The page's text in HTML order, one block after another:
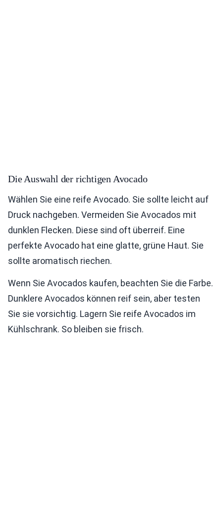
Die Auswahl der richtigen Avocado
Wählen Sie eine reife Avocado. Sie sollte leicht auf
Druck nachgeben. Vermeiden Sie Avocados mit
dunklen Flecken. Diese sind oft überreif. Eine
perfekte Avocado hat eine glatte, grüne Haut. Sie
sollte aromatisch riechen.
Wenn Sie Avocados kaufen, beachten Sie die Farbe.
Dunklere Avocados können reif sein, aber testen
Sie sie vorsichtig. Lagern Sie reife Avocados im
Kühlschrank. So bleiben sie frisch.